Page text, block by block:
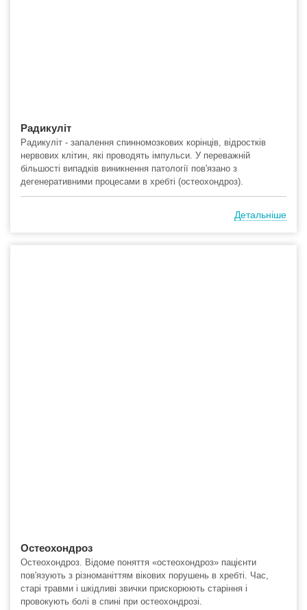
Радикуліт
Радикуліт - запалення спинномозкових корінців, відростків
нервових клітин, які проводять імпульси. У переважній
більшості випадків виникнення патології пов'язано з
дегенеративними процесами в хребті (остеохондроз).
Детальніше
Остеохондроз
Остеохондроз. Відоме поняття «остеохондроз» пацієнти
пов'язують з різноманіттям вікових порушень в хребті. Час,
старі травми і шкідливі звички прискорюють старіння і
провокують болі в спині при остеохондрозі.